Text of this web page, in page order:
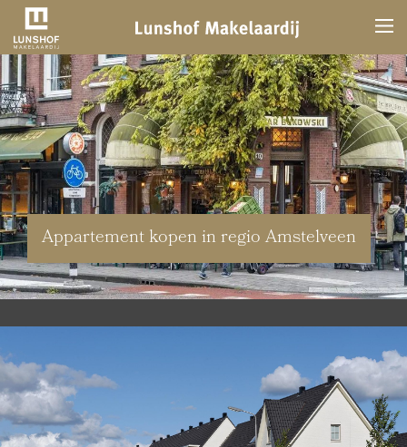
Appartement kopen in regio Amstelveen